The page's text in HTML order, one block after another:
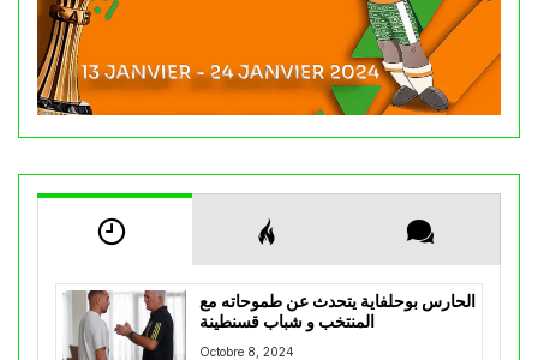
الحارس بوحلفاية يتحدث عن طموحاته مع
المنتخب و شباب قسنطينة
Octobre 8, 2024